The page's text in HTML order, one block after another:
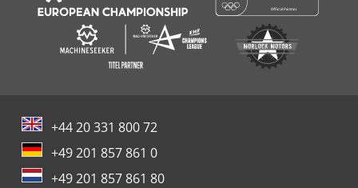
+44 20 331 800 72
+49 201 857 861 0
+49 201 857 861 80